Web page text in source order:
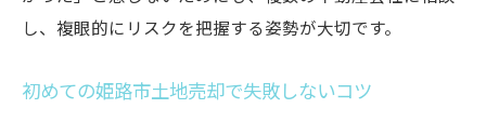
し、複眼的にリスクを把握する姿勢が大切です。
初めての姫路市土地売却で失敗しないコツ